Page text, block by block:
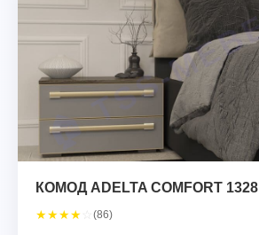
КОМОД ADELTA COMFORT 1328
★★★★ (86)